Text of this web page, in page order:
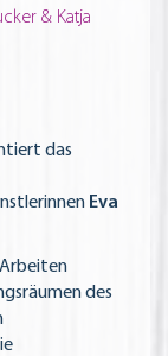
& Katja
das
Eva
des